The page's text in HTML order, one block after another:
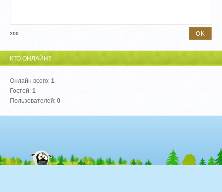
200
КТО ОНЛАЙН?
Онлайн всего:1
Гостей:1
Пользователей:0